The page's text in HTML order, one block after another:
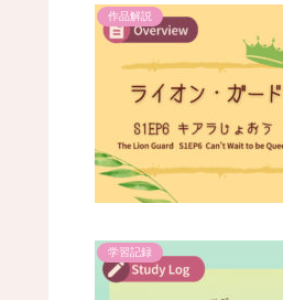
作品解説
学習記録